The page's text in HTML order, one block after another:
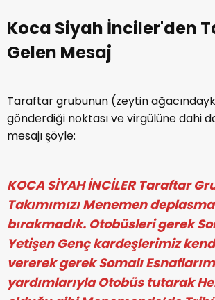
Koca Siyah İnciler'den
Gelen Mesaj
Taraftar grubunun (zeytin
gönderdiği noktası ve virgülüne dahi
mesajı şöyle:
KOCA SİYAH İNCİLER Taraftar
Takımımızı Menemen
bırakmadık. Otobüsleri gerek
Yetişen Genç kardeşlerimiz
vererek gerek Somalı
yardımlarıyla Otobüs tutarak